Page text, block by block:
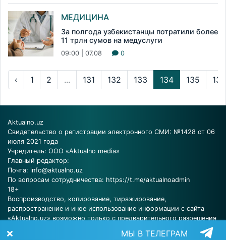
МЕДИЦИНА
За полгода узбекистанцы потратили более
11 трлн сумов на медуслуги
09:00 | 07.08 0
‹ 1 2 ... 131 132 133 134 135 136
Aktualno.uz
Свидетельство о регистрации электронного СМИ: №1428 от 06
июля 2021 года
Учредитель: ООО «Aktualno media»
Главный редактор:
Почта: info@aktualno.uz
По вопросам сотрудничества: https://t.me/aktualnoadmin
18+
Воспроизводство, копирование, тиражирование,
распространение и иное использование информации с сайта
«Aktualno.uz» возможно только с предварительного разрешения
МЫ В ТЕЛЕГРАМ